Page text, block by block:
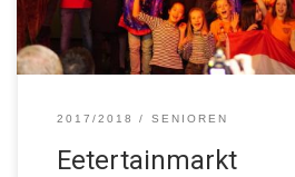
2017/2018 SENIOREN
Eetertainmarkt